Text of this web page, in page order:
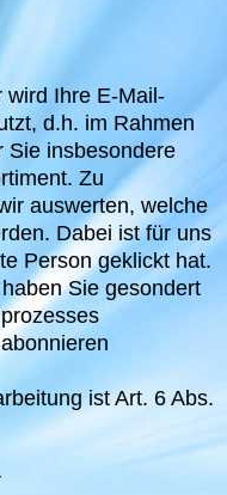
wird Ihre E-Mail-
d.h. im Rahmen
Sie insbesondere
Zu
auswerten, welche
Dabei ist für uns
Person geklickt hat.
Sie gesondert
ist Art. 6 Abs.